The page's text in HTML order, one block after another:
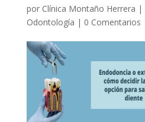
por Clínica Montaño Herrera |
Odontología | 0 Comentarios